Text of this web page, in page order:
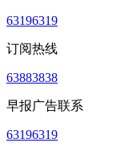
63196319
订阅热线
63883838
早报广告联系
63196319